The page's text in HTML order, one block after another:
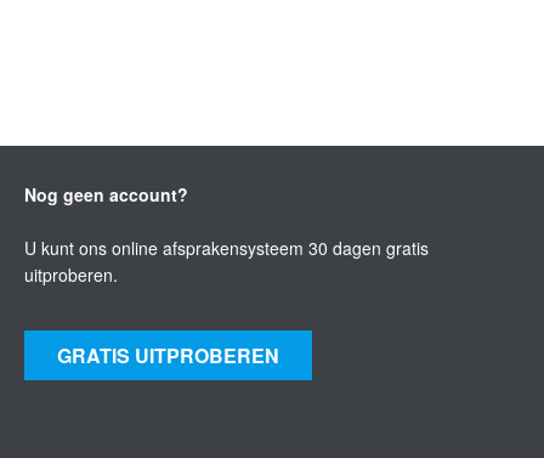
Nog geen account?
U kunt ons online afsprakensysteem 30 dagen gratis
uitproberen.
GRATIS UITPROBEREN